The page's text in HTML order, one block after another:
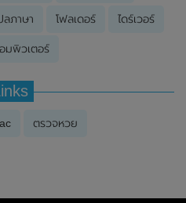
ลภาษา โฟลเดอร์ ไดร์เวอร์
มพิวเตอร์
ตรวจหวย